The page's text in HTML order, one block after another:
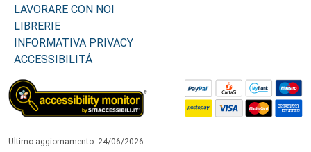
LAVORARE CON NOI
LIBRERIE
INFORMATIVA PRIVACY
ACCESSIBILITÁ
Ultimo aggiornamento: 24/06/2026